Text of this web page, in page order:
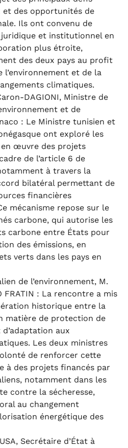
et des opportunités de
Ils ont convenu de
et institutionnel en
plus étroite,
des deux pays au profit
et de la
climatiques.
DAGIONI, Ministre de
et de
: Le Ministre tunisien et
ont exploré les
œuvre des projets
de l’article 6 de
à travers la
bilatéral permettant de
financières
mécanisme repose sur le
carbone, qui autorise les
carbone entre États pour
des émissions, en
verts dans les pays en
de l’environnement, M.
FRATIN : La rencontre a mis
historique entre la
matière de protection de
aux
Les deux ministres
de renforcer cette
à des projets financés par
notamment dans les
contre la sécheresse,
au changement
énergétique des
Secrétaire d’État à